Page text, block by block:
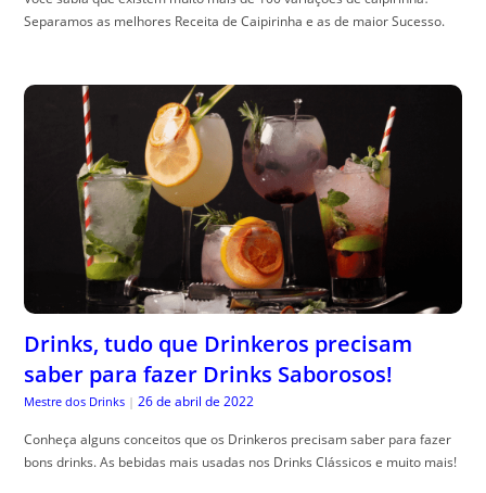
Separamos as melhores Receita de Caipirinha e as de maior Sucesso.
Drinks, tudo que Drinkeros precisam
saber para fazer Drinks Saborosos!
Mestre dos Drinks | 26 de abril de 2022
Conheça alguns conceitos que os Drinkeros precisam saber para fazer
bons drinks. As bebidas mais usadas nos Drinks Clássicos e muito mais!